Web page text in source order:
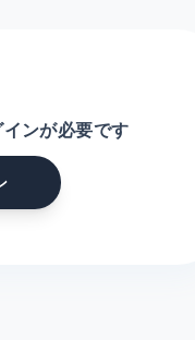
ンが必要です